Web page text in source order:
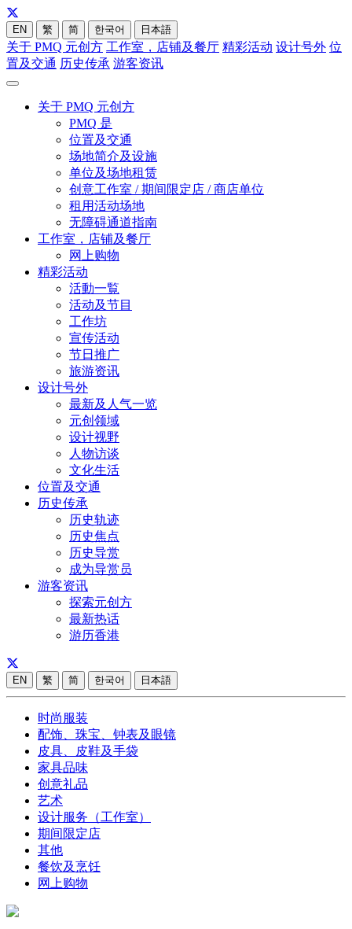
EN 繁 简 한국어 日本語
关于 PMQ 元创方 工作室，店铺及餐厅 精彩活动 设计号外 位
置及交通 历史传承 游客资讯
关于 PMQ 元创方
PMQ 是
位置及交通
场地简介及设施
单位及场地租赁
创意工作室 / 期间限定店 / 商店单位
租用活动场地
无障碍通道指南
工作室，店铺及餐厅
网上购物
精彩活动
活動一覧
活动及节目
工作坊
宣传活动
节日推广
旅游资讯
设计号外
最新及人气一览
元创领域
设计视野
人物访谈
文化生活
位置及交通
历史传承
历史轨迹
历史焦点
历史导赏
成为导赏员
游客资讯
探索元创方
最新热话
游历香港
EN 繁 简 한국어 日本語
时尚服装
配饰、珠宝、钟表及眼镜
皮具、皮鞋及手袋
家具品味
创意礼品
艺术
设计服务（工作室）
期间限定店
其他
餐饮及烹饪
网上购物